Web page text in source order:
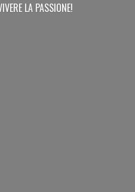
LA PASSIONE!